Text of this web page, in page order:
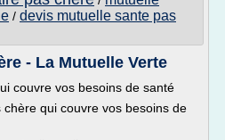
/ devis mutuelle sante pas
- La Mutuelle Verte
couvre vos besoins de santé
qui couvre vos besoins de